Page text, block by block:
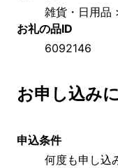
雑貨・日用品
お礼の品ID
6092146
お申し込み
申込条件
何度も申し込